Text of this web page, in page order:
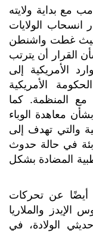
مع بداية ولايته
انسحاب الولايات
حيث غطت واشنطن
القرار أن يترتب
الأمريكية إلى
الأمريكية
مع المنظمة. كما
معاهدة الوباء
والتي تهدف إلى
في حالة حدوث
المضادة بشكل
أيضًا عن تحركات
الإيدز والملاريا
الولادة، في